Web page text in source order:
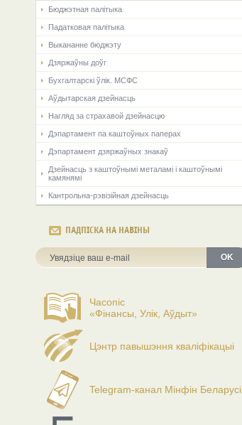
Бюджэтная палiтыка
Падатковая палітыка
Выкананне бюджэту
Дзяржаўны доўг
Бухгалтарскі ўлік. МСФС
Аўдытарская дзейнасць
Нагляд за страхавой дзейнасцю
Дэпартамент па каштоўных паперах
Дэпартамент дзяржаўных знакаў
Дзейнасць з каштоўнымі металамі і каштоўнымі
камянямі
Кантрольна-рэвізійная дзейнасць
ПАДПІСКА НА НАВІНЫ
OK
Часопіс
«Фінансы, Улік, Аўдыт»
Цэнтр павышэння кваліфікацыі
Telegram-канал Мінфін Беларусі